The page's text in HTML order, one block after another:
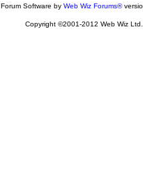
Forum Software byWeb Wiz Forums®
Copyright ©2001-2012 Web Wiz Ltd.